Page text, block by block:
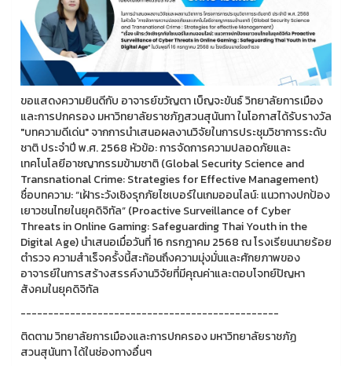
ขอแสดงความยินดีกับ อาจารย์ขวัญตา เบ็ญจะขันธ์ วิทยาลัยการเมือง
และการปกครอง มหาวิทยาลัยราชภัฏสวนสุนันทา ในโอกาสได้รับรางวัล
"บทความดีเด่น" จากการนำเสนอผลงานวิจัยในการประชุมวิชาการระดับ
ชาติ ประจำปี พ.ศ. 2568 หัวข้อ: การจัดการความปลอดภัยและ
เทคโนโลยีอาชญากรรมข้ามชาติ (Global Security Science and
Transnational Crime: Strategies for Effective Management)
ชื่อบทความ: “เฝ้าระวังเชิงรุกภัยไซเบอร์ในเกมออนไลน์: แนวทางปกป้อง
เยาวชนไทยในยุคดิจิทัล” (Proactive Surveillance of Cyber
Threats in Online Gaming: Safeguarding Thai Youth in the
Digital Age) นำเสนอเมื่อวันที่ 16 กรกฎาคม 2568 ณ โรงเรียนนายร้อย
ตำรวจ ความสำเร็จครั้งนี้สะท้อนถึงความมุ่งมั่นและศักยภาพของ
อาจารย์ในการสร้างสรรค์งานวิจัยที่มีคุณค่าและตอบโจทย์ปัญหา
สังคมในยุคดิจิทัล
-----------------------------------------------
ติดตาม วิทยาลัยการเมืองและการปกครอง มหาวิทยาลัยราชภัฏ
สวนสุนันทา ได้ในช่องทางอื่นๆ